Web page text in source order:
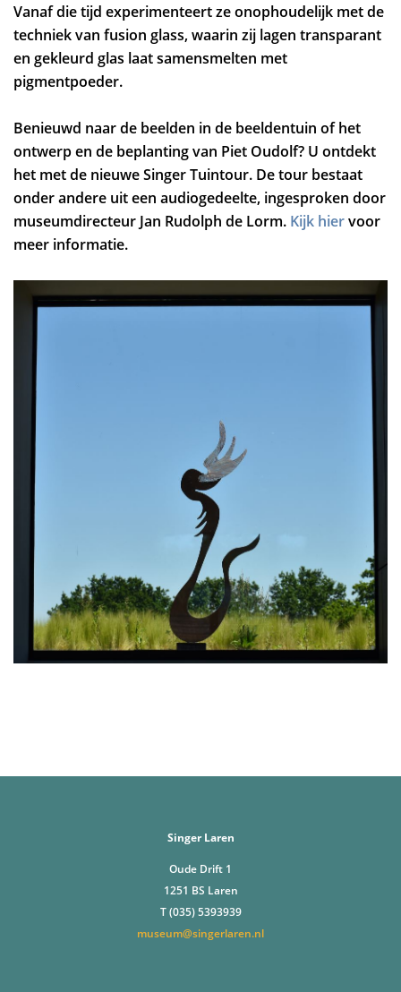
Vanaf die tijd experimenteert ze onophoudelijk met de
techniek van fusion glass, waarin zij lagen transparant
en gekleurd glas laat samensmelten met
pigmentpoeder.
Benieuwd naar de beelden in de beeldentuin of het
ontwerp en de beplanting van Piet Oudolf? U ontdekt
het met de nieuwe Singer Tuintour. De tour bestaat
onder andere uit een audiogedeelte, ingesproken door
museumdirecteur Jan Rudolph de Lorm. Kijk hiervoor
meer informatie.
Singer Laren
Oude Drift 1
1251 BS Laren
T (035) 5393939
museum@singerlaren.nl